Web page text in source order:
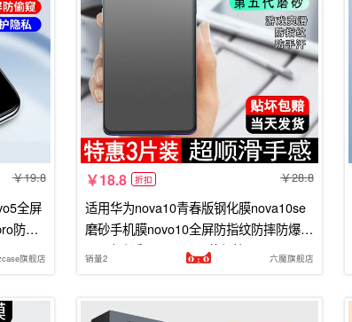
19.8
全屏
防窥
旗舰店
18.8 折扣 28.8
适用华为nova10青春版钢化膜nova10se
磨砂手机膜novo10全屏防指纹防摔防爆n
ava玻璃适用huawei屏幕保护5g
销量2 六魔旗舰店